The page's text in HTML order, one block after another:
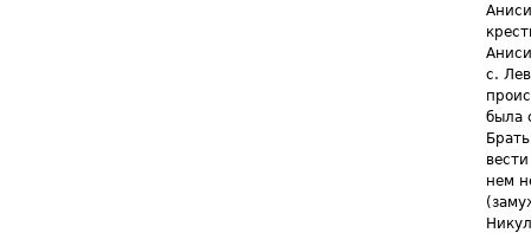
с.
была
нем